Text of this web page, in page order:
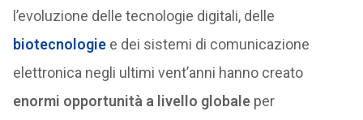
l’evoluzione delle tecnologie digitali, delle
biotecnologiee dei sistemi di comunicazione
elettronica negli ultimi vent’anni hanno creato
enormi opportunità a livello globaleper